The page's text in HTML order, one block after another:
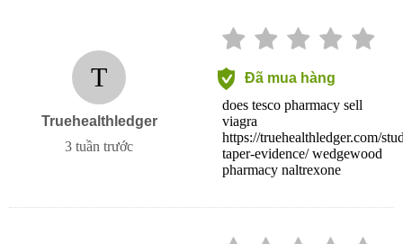
T
Truehealthledger
3 tuần trước
Đã mua hàng
does tesco pharmacy sell
viagra
https://truehealthledger.com/
taper-evidence/ wedgewood
pharmacy naltrexone